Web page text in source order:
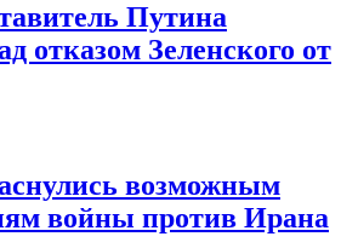
Путина
отказом Зеленского от
возможным
войны против Ирана